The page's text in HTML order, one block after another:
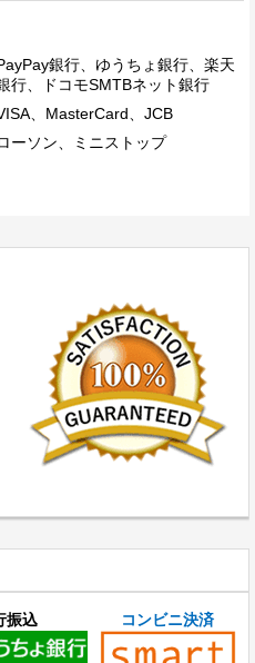
銀行、ゆうちょ銀行、楽天
行、ドコモSMTBネット銀行
、MasterCard、JCB
ーソン、ミニストップ
振込 コンビニ決済